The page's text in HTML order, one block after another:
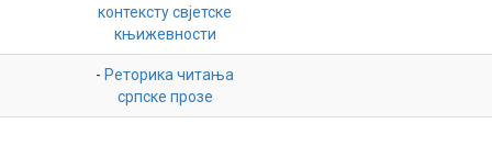
контексту свјетске
књижевности
- Реторика читања
српске прозе